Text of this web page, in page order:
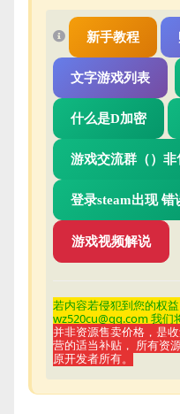
新手教程
文字游戏列表
什么是D加密
游戏交流群（）非
登录steam出现 错
游戏视频解说
若内容若侵犯到您的权
wz520cu@qq.com 我们
并非资源售卖价格，是
营的适当补贴， 所有资
原开发者所有。